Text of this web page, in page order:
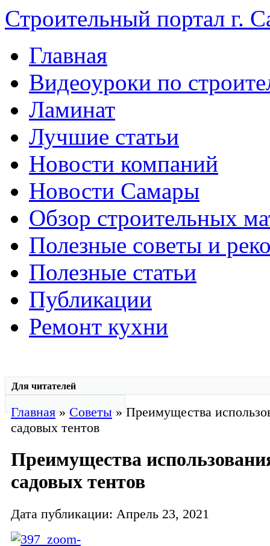
Строительный портал г.
Главная
Видеоуроки по
Ламинат
Лучшие статьи
Новости компаний
Новости Самары
Обзор строительных
Полезные советы и
Полезные статьи
Публикации
Ремонт кухни
Для читателей
Главная»Советы» Преимущества
садовых тентов
Преимущества
садовых тентов
Дата публикации: Апрель 23, 2021